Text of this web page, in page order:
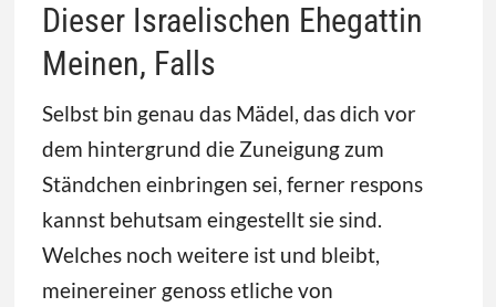
Dieser Israelischen Ehegattin
Meinen, Falls
Selbst bin genau das Mädel, das dich vor
dem hintergrund die Zuneigung zum
Ständchen einbringen sei, ferner respons
kannst behutsam eingestellt sie sind.
Welches noch weitere ist und bleibt,
meinereiner genoss etliche von